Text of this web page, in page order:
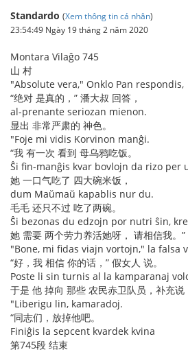
Standardo (Xem thông tin cá nhân)
23:54:49 Ngày 19 tháng 2 năm 2020
Montara Vilaĝo 745
山 村
"Absolute vera," Onklo Pan respondis,
“绝对 是真的，” 潘大叔 回答，
al-prenante seriozan mienon.
显出 非常严肃的 神色。
"Foje mi vidis Korvinon manĝi.
“我 有一次 看到 母乌鸦吃饭。
Ŝi fin-manĝis kvar bovlojn da rizo per
她 一口气吃了 四大碗米饭，
dum Maŭmaŭ kapablis nur du.
毛毛 还只不过 吃了两碗。
Ŝi bezonas du edzojn por nutri ŝin,
她 需要 两个劳力养活她呀， 请相信我。”
"Bone, mi fidas viajn vortojn," la falsa
“好，我 相信 你的话，” 假女人 说。
Poste li sin turnis al la kamparanaj
于是 他 掉向 那些 农民赤卫队员，补充说
"Liberigu lin, kamaradoj.
“同志们，放掉他吧。
Finiĝis la sepcent kvardek kvina
第745段 结束